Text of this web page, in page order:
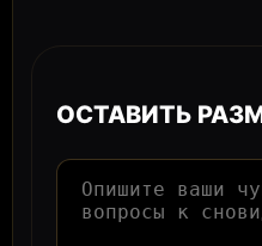
ОСТАВИТЬ